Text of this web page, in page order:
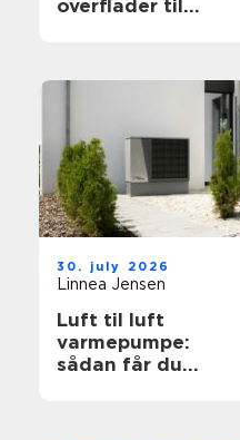
overflader til
30. july 2026
Linnea Jensen
Luft til luft
varmepumpe:
sådan får du